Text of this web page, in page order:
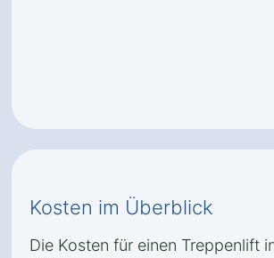
Kosten im Überblick
Die Kosten für einen Treppenlift